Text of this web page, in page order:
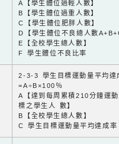
A【學生體位過輕人數】
B【學生體位過重人數】
C【學生體位肥胖人數】
D【學生體位不良總人數
E【全校學生總人數】
F 學生體位不良比率
2-3-3 學生目標運動量平均達
=A÷B×100％
A【達到每周累積210分鐘運
標之學生人 數】
B【全校學生總人數】
C 學生目標運動量平均達成率